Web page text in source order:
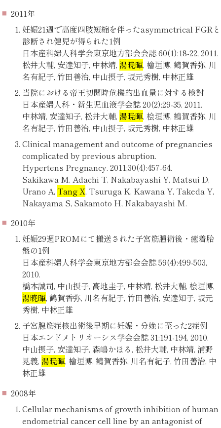
2011年
妊娠21週で高度四肢短縮を伴ったasymmetrical FGRと
診断され健児が得られた1例
日本産科婦人科学会東京地方部会会誌 60(1):18-22, 2011.
松井大輔, 安達知子, 中林靖, 湯暁暉, 檜垣博, 鶴賀香弥, 川
名有紀子, 竹田善治, 中山摂子, 坂元秀樹, 中林正雄
当院における帝王切開時危機的出血量に対する検討
日本産婦人科・新生児血液学会誌 20(2):29-35, 2011.
中林靖, 安達知子, 松井大輔, 湯暁暉, 桧垣博, 鶴賀香弥, 川
名有紀子, 竹田善治, 中山摂子, 坂元秀樹, 中林正雄
Clinical management and outcome of pregnancies
complicated by previous abruption.
Hypertens Pregnancy. 2011;30(4):457-64.
Sakikawa M, Adachi T, Nakabayashi Y, Matsui D,
Urano A, Tang X, Tsuruga K, Kawana Y, Takeda Y,
Nakayama S, Sakamoto H, Nakabayashi M.
2010年
妊娠29週PROMにて搬送された子宮筋腫術後・癒着胎
盤の1例
日本産科婦人科学会東京地方部会会誌 59(4):499-503,
2010.
橋本誠司, 中山摂子, 高地圭子, 中林靖, 松井大輔, 桧垣博,
湯暁暉, 鶴賀香弥, 川名有紀子, 竹田善治, 安達知子, 坂元
秀樹, 中林正雄
子宮腺筋症核出術後早期に妊娠・分娩に至った2症例
日本エンドメトリオーシス学会会誌 31:191-194, 2010.
中山摂子, 安達知子, 森嶋かほる, 松井大輔, 中林靖, 浦野
晃義, 湯暁暉, 檜垣博, 鶴賀香弥, 川名有紀子, 竹田善治, 中
林正雄
2008年
Cellular mechanisms of growth inhibition of human
endometrial cancer cell line by an antagonist of